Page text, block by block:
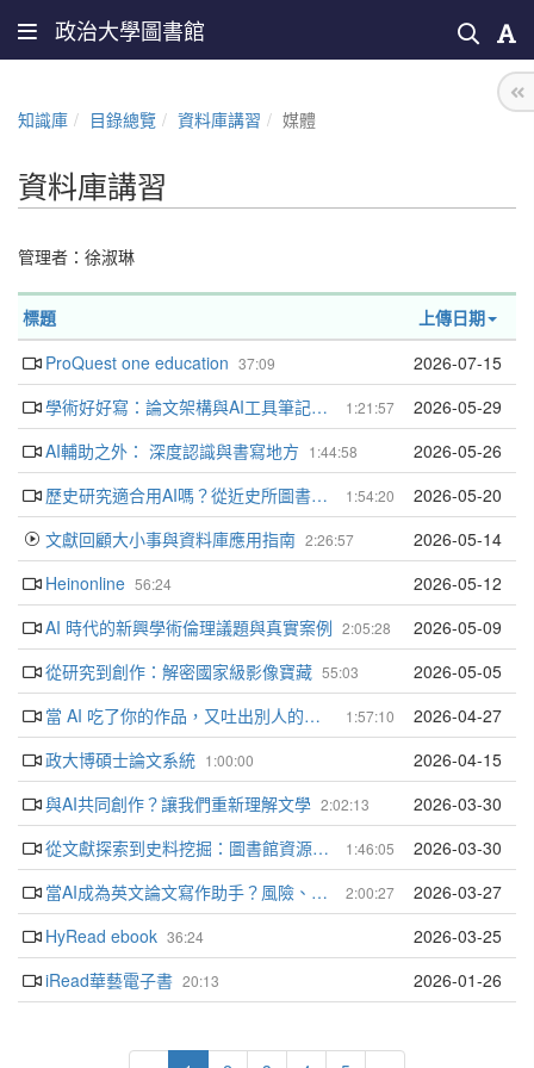
政治大學圖書館
知識庫 目錄總覽 資料庫講習 媒體
資料庫講習
管理者： 徐淑琳
標題 上傳日期
37:09
ProQuest one education 2026-07-15
1:21:57
學術好好寫：論文架構與AI工具筆記實踐 2026-05-29
1:44:58
AI輔助之外： 深度認識與書寫地方 2026-05-26
1:54:20
歷史研究適合用AI嗎？從近史所圖書館館藏出發的實踐與反思 2026-05-20
2:26:57
文獻回顧大小事與資料庫應用指南 2026-05-14
56:24
Heinonline 2026-05-12
2:05:28
AI 時代的新興學術倫理議題與真實案例 2026-05-09
55:03
從研究到創作：解密國家級影像寶藏 2026-05-05
1:57:10
當 AI 吃了你的作品，又吐出別人的：AI生成時代的著作權攻防指南 2026-04-27
1:00:00
政大博碩士論文系統 2026-04-15
2:02:13
與AI共同創作？讓我們重新理解文學 2026-03-30
1:46:05
從文獻探索到史料挖掘：圖書館資源、一手資料素養與 AI 應用 2026-03-30
2:00:27
當AI成為英文論文寫作助手？風險、盲點與最佳實踐 2026-03-27
36:24
HyRead ebook 2026-03-25
20:13
iRead華藝電子書 2026-01-26